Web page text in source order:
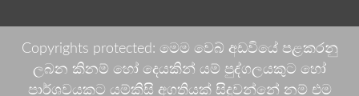
Copyrights protected: මෙම වෙබ් අඩවියේ පළකරනු
ලබන කිනම් හෝ දෙයකින් යම් පුද්ගලයකුට හෝ
පාර්ශවයකට යම්කිසි අගතියක් සිදුවන්නේ නම් එම